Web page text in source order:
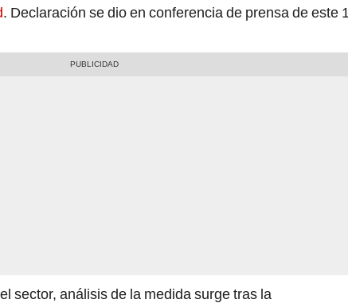
. Declaración se dio en conferencia de prensa de este 1
sector, análisis de la medida surge tras la